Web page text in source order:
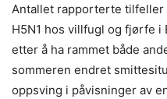
Antallet rapporterte tilfeller
H5N1 hos villfugl og fjørfe i
etter å ha rammet både
sommeren endret
oppsving i påvisninger av